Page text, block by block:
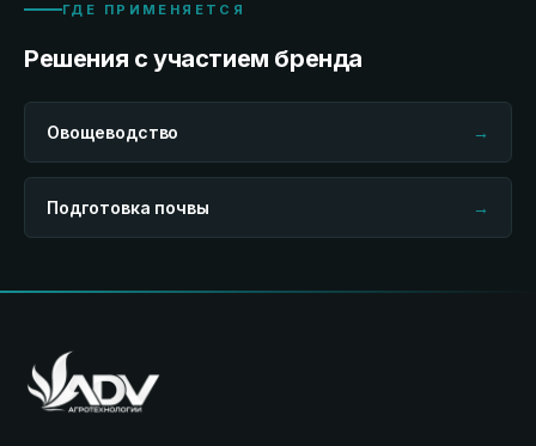
ГДЕ ПРИМЕНЯЕТСЯ
Решения с участием бренда
Овощеводство →
Подготовка почвы →